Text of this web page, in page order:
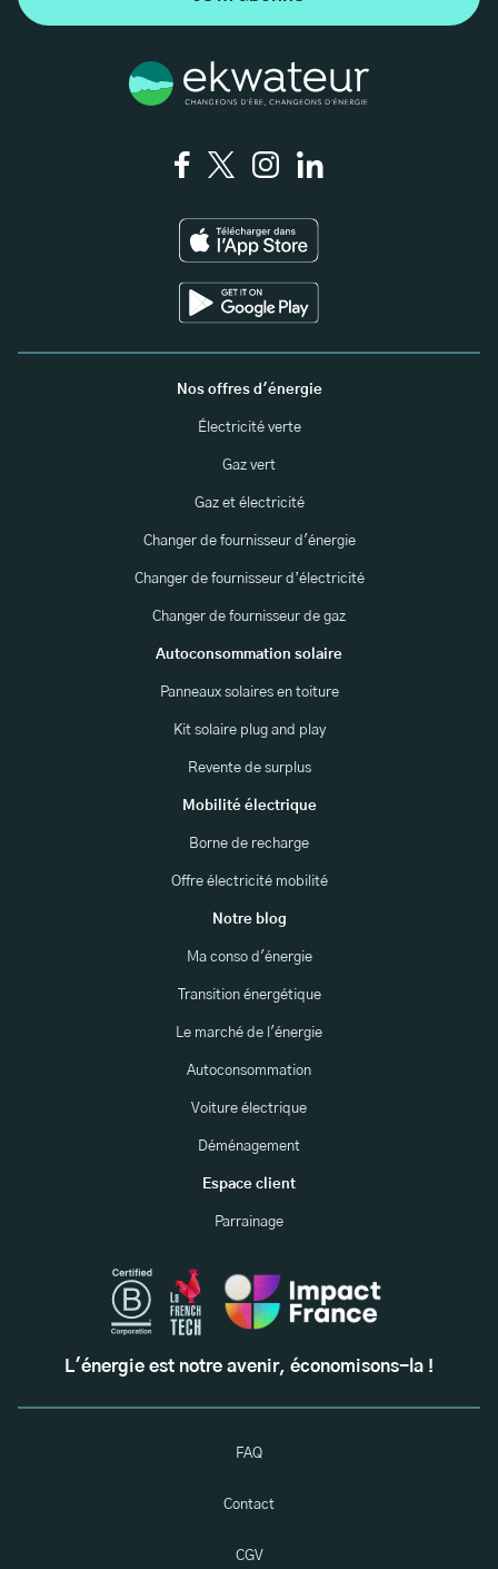
Nos offres d'énergie
Électricité verte
Gaz vert
Gaz et électricité
Changer de fournisseur d'énergie
Changer de fournisseur d’électricité
Changer de fournisseur de gaz
Autoconsommation solaire
Panneaux solaires en toiture
Kit solaire plug and play
Revente de surplus
Mobilité électrique
Borne de recharge
Offre électricité mobilité
Notre blog
Ma conso d'énergie
Transition énergétique
Le marché de l'énergie
Autoconsommation
Voiture électrique
Déménagement
Espace client
Parrainage
L'énergie est notre avenir, économisons-la !
FAQ
Contact
CGV